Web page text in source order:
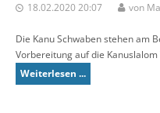
18.02.2020 20:07 von
Die Kanu Schwaben stehen am
Vorbereitung auf die
Weiterlesen ...